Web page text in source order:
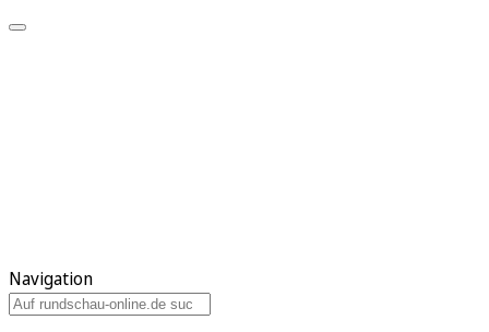
Navigation